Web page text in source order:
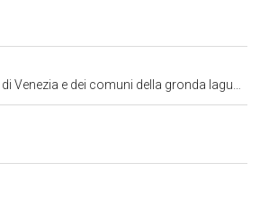
e dei comuni della gronda lagunare